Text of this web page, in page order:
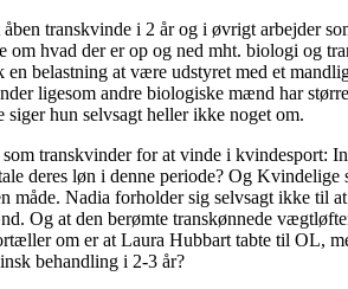
transkvinde i 2 år og i øvrigt arbejder
hvad der er op og ned mht. biologi og
belastning at være udstyret med et
ligesom andre biologiske mænd har
hun selvsagt heller ikke noget om.
transkvinder for at vinde i kvindesport:
deres løn i denne periode? Og
Nadia forholder sig selvsagt ikke til
Og at den berømte transkønnede
om er at Laura Hubbart tabte til OL,
behandling i 2-3 år?